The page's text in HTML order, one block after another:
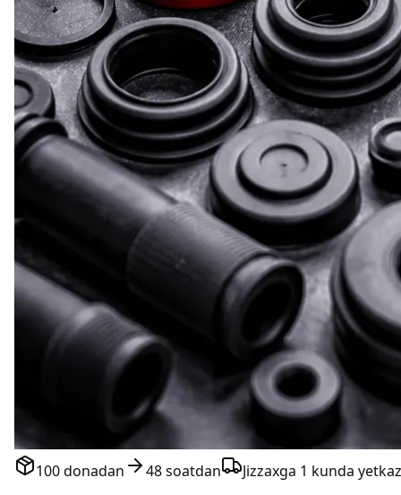
100 donadan 48 soatdan Jizzaxga 1 kunda